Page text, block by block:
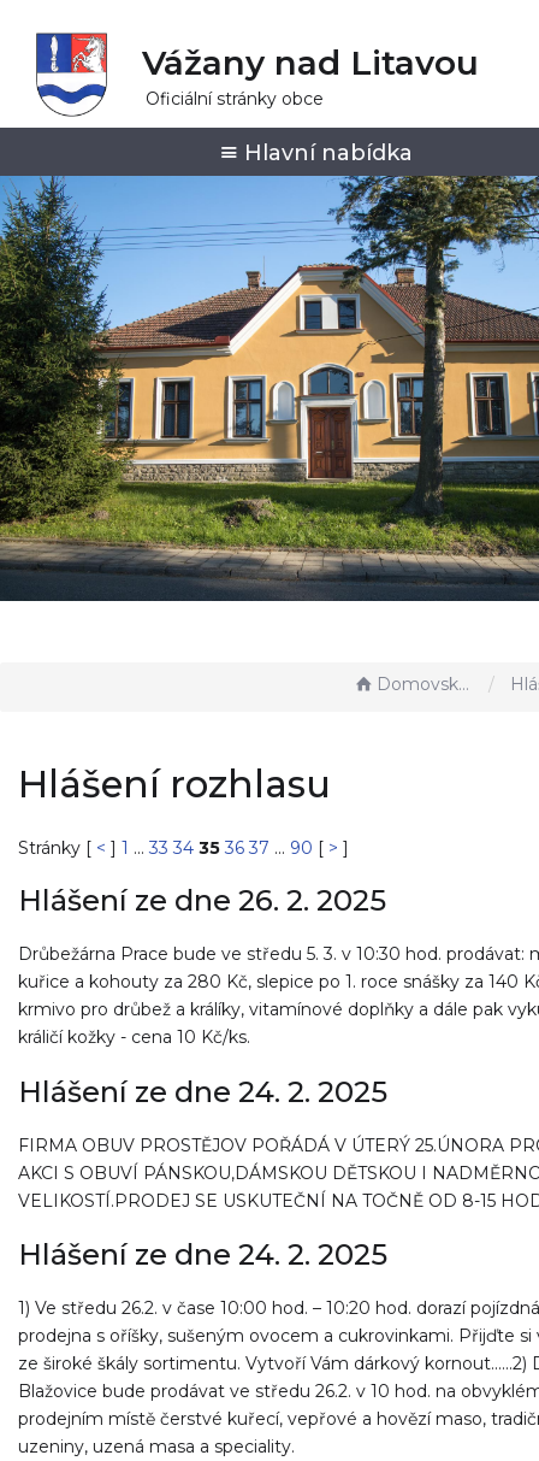
Vážany nad Litavou
Oficiální stránky obce
Hlavní nabídka
Domovská stránka
Hlášení rozhlasu
Stránky [ < ] 1 ... 3334 353637 ... 90 [ > ]
Hlášení ze dne 26. 2. 2025
Drůbežárna Prace bude ve středu 5. 3. v 10:30 hod. prodávat:
kuřice a kohouty za 280 Kč, slepice po 1. roce snášky za 140
krmivo pro drůbež a králíky, vitamínové doplňky a dále pak
králičí kožky - cena 10 Kč/ks.
Hlášení ze dne 24. 2. 2025
FIRMA OBUV PROSTĚJOV POŘÁDÁ V ÚTERÝ 25.ÚNORA
AKCI S OBUVÍ PÁNSKOU,DÁMSKOU DĚTSKOU I
VELIKOSTÍ.PRODEJ SE USKUTEČNÍ NA TOČNĚ OD 8-15
Hlášení ze dne 24. 2. 2025
1) Ve středu 26.2. v čase 10:00 hod. – 10:20 hod. dorazí pojízdná
prodejna s oříšky, sušeným ovocem a cukrovinkami. Přijďte si
ze široké škály sortimentu. Vytvoří Vám dárkový kornout......2)
Blažovice bude prodávat ve středu 26.2. v 10 hod. na
prodejním místě čerstvé kuřecí, vepřové a hovězí maso,
uzeniny, uzená masa a speciality.